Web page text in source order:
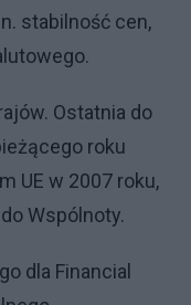
stabilność cen,
Ostatnia do
roku
UE w 2007 roku,
Wspólnoty.
dla Financial